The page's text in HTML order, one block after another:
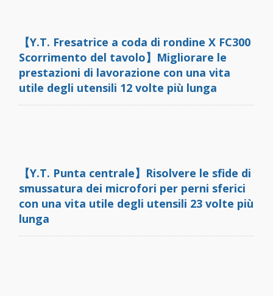
【Y.T. Fresatrice a coda di rondine X FC300
Scorrimento del tavolo】Migliorare le
prestazioni di lavorazione con una vita
utile degli utensili 12 volte più lunga
【Y.T. Punta centrale】Risolvere le sfide di
smussatura dei microfori per perni sferici
con una vita utile degli utensili 23 volte più
lunga